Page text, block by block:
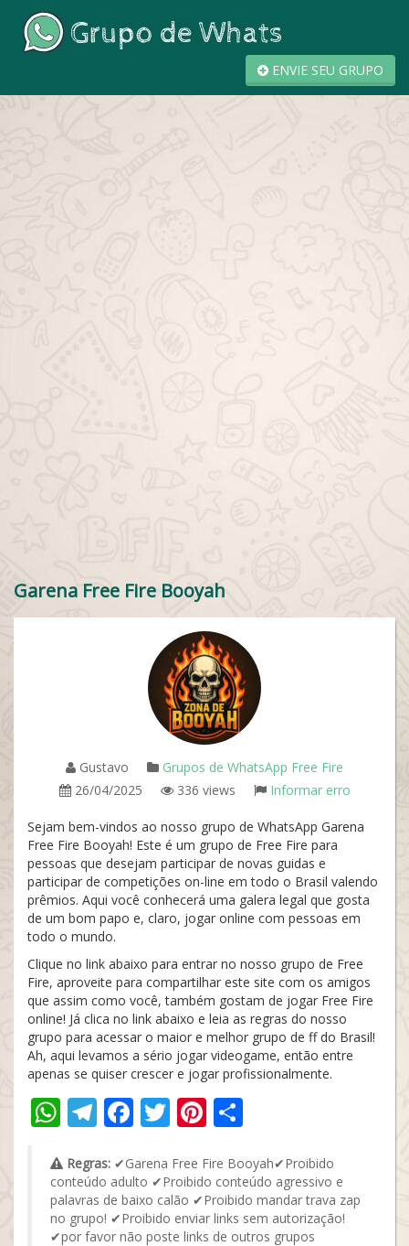
ENVIE SEU GRUPO
Garena Free Fire Booyah
Gustavo
Grupos de WhatsApp Free Fire
26/04/2025
336 views Informar erro
Sejam bem-vindos ao nosso grupo de WhatsApp Garena
Free Fire Booyah! Este é um grupo de Free Fire para
pessoas que desejam participar de novas guidas e
participar de competições on-line em todo o Brasil valendo
prêmios. Aqui você conhecerá uma galera legal que gosta
de um bom papo e, claro, jogar online com pessoas em
todo o mundo.
Clique no link abaixo para entrar no nosso grupo de Free
Fire, aproveite para compartilhar este site com os amigos
que assim como você, também gostam de jogar Free Fire
online! Já clica no link abaixo e leia as regras do nosso
grupo para acessar o maior e melhor grupo de ff do Brasil!
Ah, aqui levamos a sério jogar videogame, então entre
apenas se quiser crescer e jogar profissionalmente.
WhatsApp
Telegram
Facebook
TwitterPinterest
Regras: ✔Garena Free Fire Booyah✔Proibido
conteúdo adulto ✔Proibido conteúdo agressivo e
palavras de baixo calão ✔Proibido mandar trava zap
no grupo! ✔Proibido enviar links sem autorização!
✔por favor não poste links de outros grupos